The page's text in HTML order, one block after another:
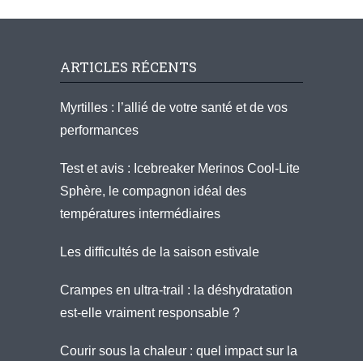
ARTICLES RÉCENTS
Myrtilles : l’allié de votre santé et de vos
performances
Test et avis : Icebreaker Merinos Cool-Lite
Sphère, le compagnon idéal des
températures intermédiaires
Les difficultés de la saison estivale
Crampes en ultra-trail : la déshydratation
est-elle vraiment responsable ?
Courir sous la chaleur : quel impact sur la